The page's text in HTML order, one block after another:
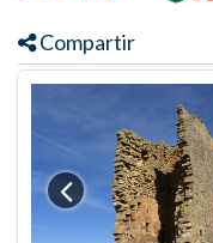
Compartir